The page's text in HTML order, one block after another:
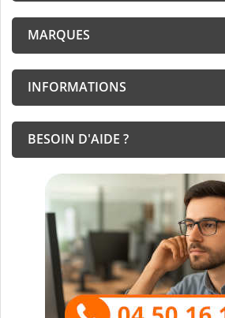
MARQUES
INFORMATIONS
BESOIN D'AIDE ?